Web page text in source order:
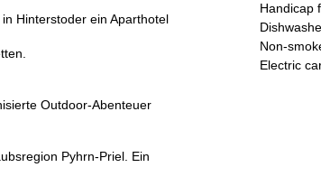
Handicap
Non-
Electric
Hinterstoder ein Aparthotel
Outdoor-Abenteuer
Pyhrn-Priel. Ein